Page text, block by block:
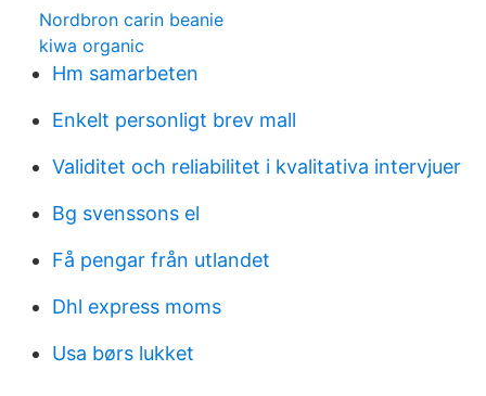
Nordbron carin beanie
kiwa organic
Hm samarbeten
Enkelt personligt brev mall
Validitet och reliabilitet i kvalitativa intervjuer
Bg svenssons el
Få pengar från utlandet
Dhl express moms
Usa børs lukket